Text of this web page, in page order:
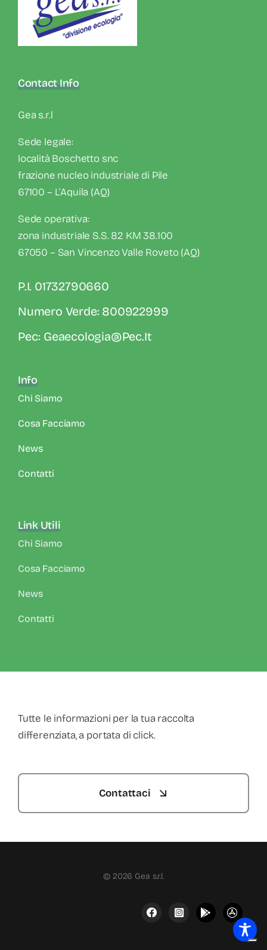
Contact Info
Gea s.r.l
Sede legale:
località Boschetto snc
frazione nucleo industriale di Pile
67100 – L’Aquila (AQ)
Sede operativa:
zona industriale S.S. 82 KM 38.100
67050 – San Vincenzo Valle Roveto (AQ)
P.I. 01732790660
Numero Verde: 800922999
Pec: Geaecologia@pec.it
Info
Chi Siamo
Cosa Facciamo
News
Contatti
Link Utili
Chi Siamo
Cosa Facciamo
News
Contatti
Tutte le informazioni per la tua raccolta
differenziata, a portata di click.
Contattaci
© 2026 Gea s.r.l.